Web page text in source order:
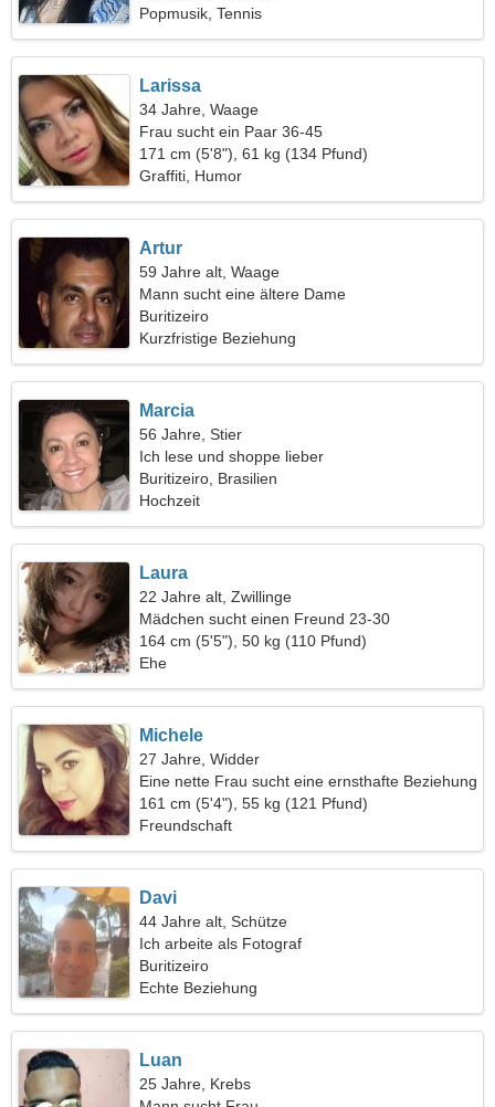
Popmusik, Tennis
Larissa
34 Jahre, Waage
Frau sucht ein Paar 36-45
171 cm (5'8"), 61 kg (134 Pfund)
Graffiti, Humor
Artur
59 Jahre alt, Waage
Mann sucht eine ältere Dame
Buritizeiro
Kurzfristige Beziehung
Marcia
56 Jahre, Stier
Ich lese und shoppe lieber
Buritizeiro, Brasilien
Hochzeit
Laura
22 Jahre alt, Zwillinge
Mädchen sucht einen Freund 23-30
164 cm (5'5"), 50 kg (110 Pfund)
Ehe
Michele
27 Jahre, Widder
Eine nette Frau sucht eine ernsthafte Beziehung
161 cm (5'4"), 55 kg (121 Pfund)
Freundschaft
Davi
44 Jahre alt, Schütze
Ich arbeite als Fotograf
Buritizeiro
Echte Beziehung
Luan
25 Jahre, Krebs